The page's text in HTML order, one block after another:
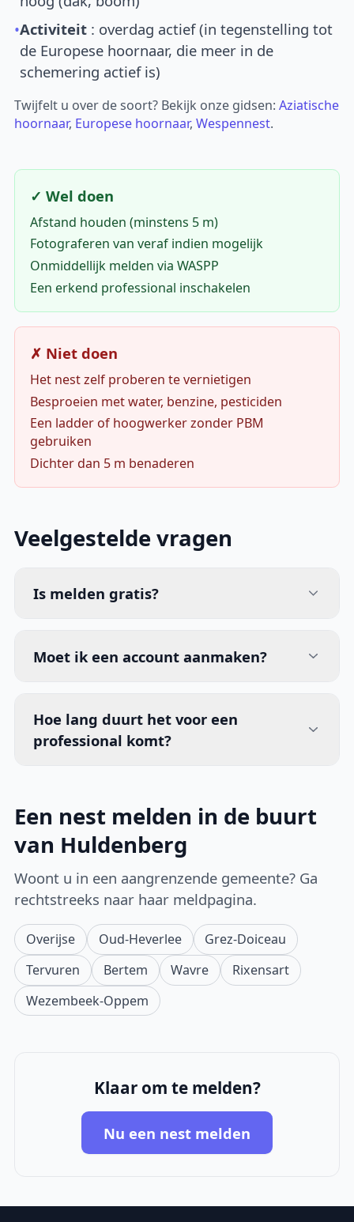
•Activiteit : overdag actief (in tegenstelling tot
de Europese hoornaar, die meer in de
schemering actief is)
Twijfelt u over de soort? Bekijk onze gidsen:Aziatische
hoornaar, Europese hoornaar,Wespennest.
✓ Wel doen
Afstand houden (minstens 5 m)
Fotograferen van veraf indien mogelijk
Onmiddellijk melden via WASPP
Een erkend professional inschakelen
✗ Niet doen
Het nest zelf proberen te vernietigen
Besproeien met water, benzine, pesticiden
Een ladder of hoogwerker zonder PBM
gebruiken
Dichter dan 5 m benaderen
Veelgestelde vragen
Is melden gratis?
Moet ik een account aanmaken?
Hoe lang duurt het voor een
professional komt?
Een nest melden in de buurt
van Huldenberg
Woont u in een aangrenzende gemeente? Ga
rechtstreeks naar haar meldpagina.
Overijse Oud-Heverlee
Grez-Doiceau
Tervuren
Bertem Wavre
Rixensart
Wezembeek-Oppem
Klaar om te melden?
Nu een nest melden